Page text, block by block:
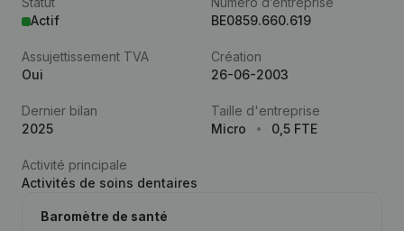
Actif
BE0859.660.619
Assujettissement TVA
Oui
Création
26-06-2003
Dernier bilan
2025
Taille d'entreprise
Micro
0,5 FTE
Activité principale
Activités de soins dentaires
Baromètre de santé